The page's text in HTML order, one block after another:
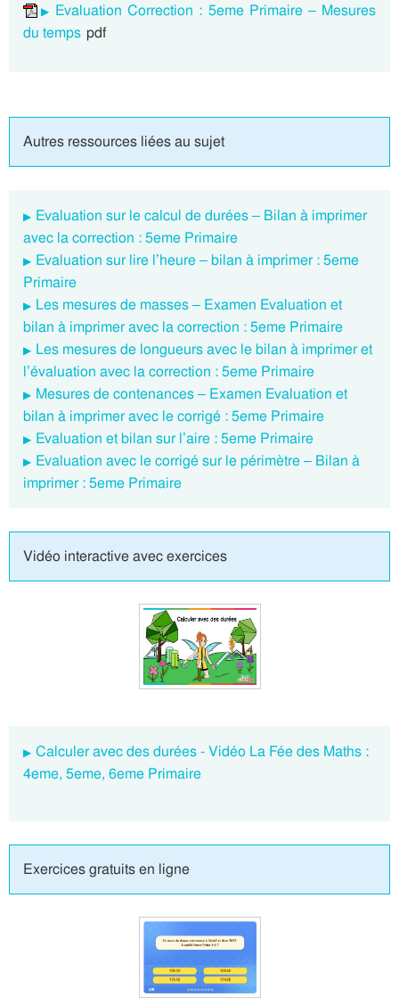
Evaluation Correction : 5eme Primaire – Mesures
du temps pdf
Autres ressources liées au sujet
Evaluation sur le calcul de durées – Bilan à imprimer
avec la correction : 5eme Primaire
Evaluation sur lire l’heure – bilan à imprimer : 5eme
Primaire
Les mesures de masses – Examen Evaluation et
bilan à imprimer avec la correction : 5eme Primaire
Les mesures de longueurs avec le bilan à imprimer et
l’évaluation avec la correction : 5eme Primaire
Mesures de contenances – Examen Evaluation et
bilan à imprimer avec le corrigé : 5eme Primaire
Evaluation et bilan sur l’aire : 5eme Primaire
Evaluation avec le corrigé sur le périmètre – Bilan à
imprimer : 5eme Primaire
Vidéo interactive avec exercices
Calculer avec des durées - Vidéo La Fée des Maths :
4eme, 5eme, 6eme Primaire
Exercices gratuits en ligne